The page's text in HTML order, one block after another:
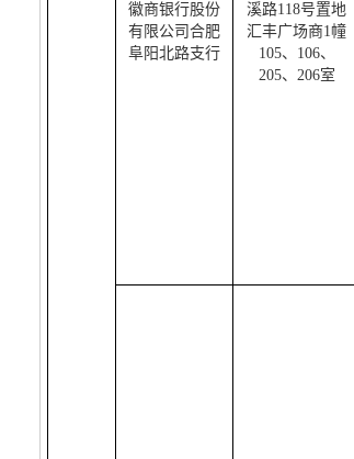
徽商银行股份
有限公司合肥
阜阳北路支行
溪路118号置地
汇丰广场商1幢
105、 106、
205、 206室